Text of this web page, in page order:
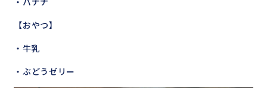
【おやつ】
・牛乳
・ぶどうゼリー